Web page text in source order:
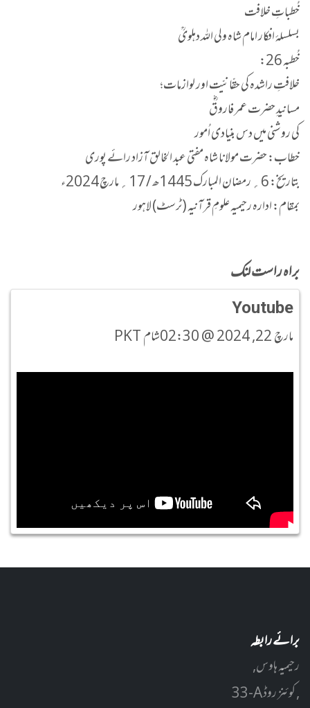
خُطباتِ خلافت
بسلسلۂ افکار امام شاہ ولی اللہ دہلویؒ
خُطبہ 26:
خلافتِ راشدہ کی حقّانیّت اور لوازمات؛
مسانیدِ حضرت عمر فاروقؓ
کی روشنی میں دس بنیادی اُمور
خطاب: حضرت مولانا شاہ مفتی عبد الخالق آزاد رائے پوری
بتاریخ: 6؍ رمضان المبارک 1445ھ / 17؍ مارچ 2024ء
بمقام: ادارہ رحیمیہ علومِ قرآنیہ (ٹرسٹ) لاہور
براہ راست لنک
Youtube
مارچ 22, 2024 @ 02:30شام PKT
برائے رابطہ
رحیمیہ ہاوس,
33-A کوئنز روڈ ,